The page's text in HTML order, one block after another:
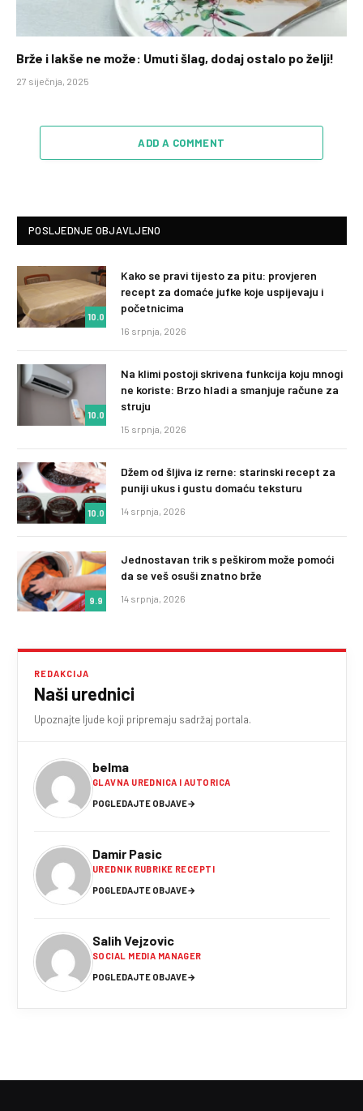
Brže i lakše ne može: Umuti šlag, dodaj ostalo po želji!
27 siječnja, 2025
ADD A COMMENT
POSLJEDNJE OBJAVLJENO
10.0
Kako se pravi tijesto za pitu: provjeren
recept za domaće jufke koje uspijevaju i
početnicima
16 srpnja, 2026
10.0
Na klimi postoji skrivena funkcija koju mnogi
ne koriste: Brzo hladi a smanjuje račune za
struju
15 srpnja, 2026
10.0
Džem od šljiva iz rerne: starinski recept za
puniji ukus i gustu domaću teksturu
14 srpnja, 2026
9.9
Jednostavan trik s peškirom može pomoći
da se veš osuši znatno brže
14 srpnja, 2026
REDAKCIJA
Naši urednici
Upoznajte ljude koji pripremaju sadržaj portala.
belma
GLAVNA UREDNICA I AUTORICA
POGLEDAJTE OBJAVE→
Damir Pasic
UREDNIK RUBRIKE RECEPTI
POGLEDAJTE OBJAVE→
Salih Vejzovic
SOCIAL MEDIA MANAGER
POGLEDAJTE OBJAVE→